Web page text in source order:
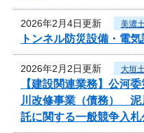
2026年2月4日更新 美濃
トンネル防災設備・電
2026年2月2日更新 大垣
【建設関連業務】公河
川改修事業（債務） 泥
託に関する一般競争入札